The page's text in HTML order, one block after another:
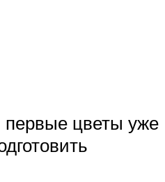
первые цветы уже